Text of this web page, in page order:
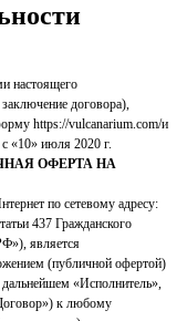
настоящего
договора),
https://vulcanarium.com/и
с «10» июля 2020 г.
ОФЕРТА НА
по сетевому адресу:
437 Гражданского
является
(публичной офертой)
«Исполнитель»,
к любому